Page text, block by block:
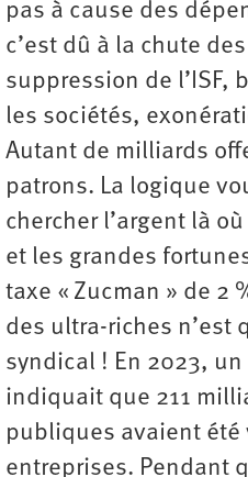
pas à cause des
c’est dû à la chute
suppression de l’ISF,
les sociétés,
Autant de milliards
patrons. La logique
chercher l’argent là
et les grandes
taxe « Zucman » de 2
des ultra-riches n’est
syndical ! En 2023,
indiquait que 211
publiques avaient été
entreprises. Pendant